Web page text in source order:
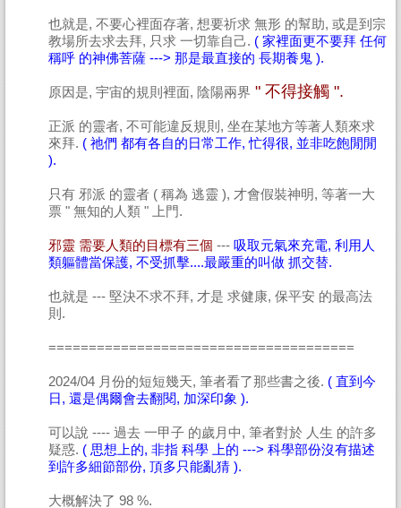
也就是, 不要心裡面存著, 想要祈求 無形 的幫助, 或是到宗
教場所去求去拜, 只求 一切靠自己. ( 家裡面更不要拜 任何
稱呼 的神佛菩薩 ---> 那是最直接的 長期養鬼 ).
原因是, 宇宙的規則裡面, 陰陽兩界 " 不得接觸 ".
正派 的靈者, 不可能違反規則, 坐在某地方等著人類來求
來拜. ( 祂們 都有各自的日常工作, 忙得很, 並非吃飽閒閒
).
只有 邪派 的靈者 ( 稱為 逃靈 ), 才會假裝神明, 等著一大
票 " 無知的人類 " 上門.
邪靈 需要人類的目標有三個 --- 吸取元氣來充電, 利用人
類軀體當保護, 不受抓擊....最嚴重的叫做 抓交替.
也就是 --- 堅決不求不拜, 才是 求健康, 保平安 的最高法
則.
======================================
2024/04 月份的短短幾天, 筆者看了那些書之後. ( 直到今
日, 還是偶爾會去翻閱, 加深印象 ).
可以說 ---- 過去 一甲子 的歲月中, 筆者對於 人生 的許多
疑惑. ( 思想上的, 非指 科學 上的 ---> 科學部份沒有描述
到許多細節部份, 頂多只能亂猜 ).
大概解決了 98 %.